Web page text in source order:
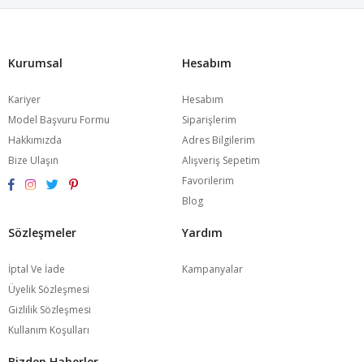
Kurumsal
Kariyer
Model Başvuru Formu
Hakkımızda
Bize Ulaşın
Hesabım
Hesabım
Siparişlerim
Adres Bilgilerim
Alışveriş Sepetim
Favorilerim
Blog
Sözleşmeler
İptal Ve İade
Üyelik Sözleşmesi
Gizlilik Sözleşmesi
Kullanım Koşulları
Yardım
Kampanyalar